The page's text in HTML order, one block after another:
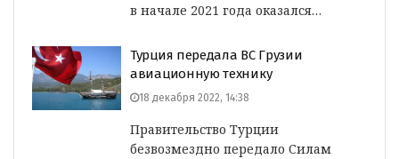
в начале 2021 года оказался…
Турция передала ВС Грузии
авиационную технику
18 декабря 2022, 14:38
Правительство Турции
безвозмездно передало Силам